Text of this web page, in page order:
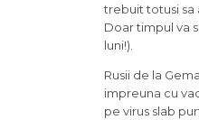
trebuit totusi sa
Doar timpul va
luni!).
Rusii de la
impreuna cu
pe virus slab